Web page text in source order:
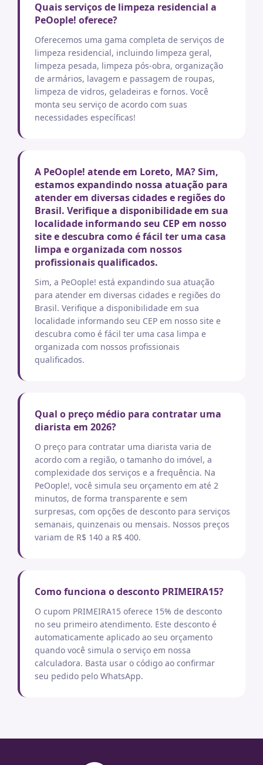
Quais serviços de limpeza residencial a
PeOople! oferece?
Oferecemos uma gama completa de serviços de
limpeza residencial, incluindo limpeza geral,
limpeza pesada, limpeza pós-obra, organização
de armários, lavagem e passagem de roupas,
limpeza de vidros, geladeiras e fornos. Você
monta seu serviço de acordo com suas
necessidades específicas!
A PeOople! atende em Loreto, MA? Sim,
estamos expandindo nossa atuação para
atender em diversas cidades e regiões do
Brasil. Verifique a disponibilidade em sua
localidade informando seu CEP em nosso
site e descubra como é fácil ter uma casa
limpa e organizada com nossos
profissionais qualificados.
Sim, a PeOople! está expandindo sua atuação
para atender em diversas cidades e regiões do
Brasil. Verifique a disponibilidade em sua
localidade informando seu CEP em nosso site e
descubra como é fácil ter uma casa limpa e
organizada com nossos profissionais
qualificados.
Qual o preço médio para contratar uma
diarista em 2026?
O preço para contratar uma diarista varia de
acordo com a região, o tamanho do imóvel, a
complexidade dos serviços e a frequência. Na
PeOople!, você simula seu orçamento em até 2
minutos, de forma transparente e sem
surpresas, com opções de desconto para serviços
semanais, quinzenais ou mensais. Nossos preços
variam de R$ 140 a R$ 400.
Como funciona o desconto PRIMEIRA15?
O cupom PRIMEIRA15 oferece 15% de desconto
no seu primeiro atendimento. Este desconto é
automaticamente aplicado ao seu orçamento
quando você simula o serviço em nossa
calculadora. Basta usar o código ao confirmar
seu pedido pelo WhatsApp.